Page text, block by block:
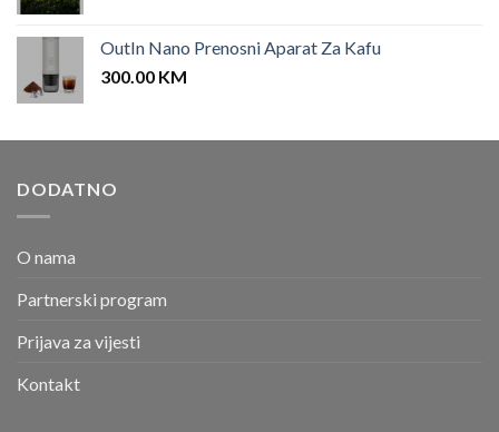
OutIn Nano Prenosni Aparat Za Kafu
300.00 KM
DODATNO
O nama
Partnerski program
Prijava za vijesti
Kontakt